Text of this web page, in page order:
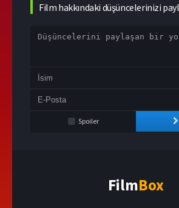
Film hakkındaki düşüncelerinizi
Spoiler
FilmBox